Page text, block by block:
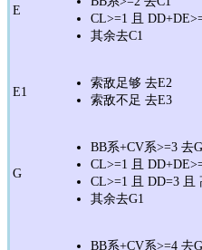
E
CL>=1 且
其余去C1
E1
索敌足够 去E2
索敌不足 去E3
G
BB系+CV系>=3 去
CL>=1 且
CL>=1 且 DD=3 且
其余去G1
BB系+CV系>=4 去